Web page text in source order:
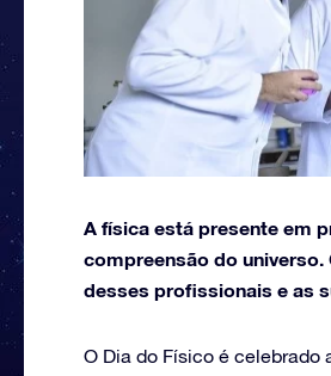
A física está presente em
compreensão do universo.
desses profissionais e as
O Dia do Físico é celebrado